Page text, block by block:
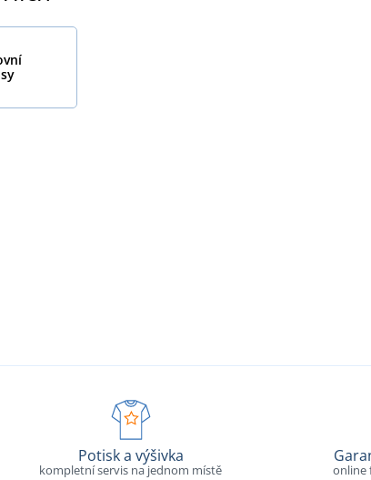
Potisk a výšivka
kompletní servis na jednom místě online